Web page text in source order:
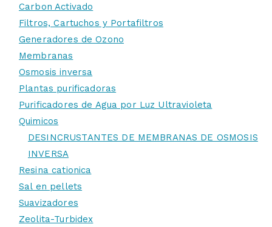
Carbon Activado
Filtros, Cartuchos y Portafiltros
Generadores de Ozono
Membranas
Osmosis inversa
Plantas purificadoras
Purificadores de Agua por Luz Ultravioleta
Quimicos
DESINCRUSTANTES DE MEMBRANAS DE OSMOSIS
INVERSA
Resina cationica
Sal en pellets
Suavizadores
Zeolita-Turbidex